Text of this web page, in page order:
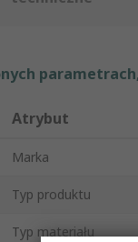
Atrybut
Marka
Typ produktu
Typ materiału